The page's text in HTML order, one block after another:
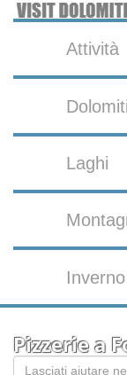
Attività
Dolomiti
Laghi
Inverno
Pizzerie a